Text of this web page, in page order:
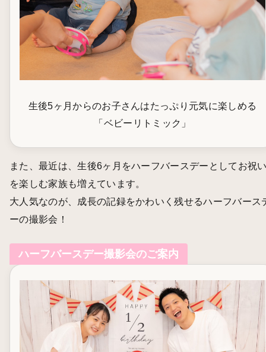
生後5ヶ月からのお子さんはたっぷり元気に楽しめる
「ベビーリトミック」
また、最近は、生後6ヶ月をハーフバースデーとしてお祝
を楽しむ家族も増えています。
大人気なのが、成長の記録をかわいく残せるハーフバース
ーの撮影会！
ハーフバースデー撮影会のご案内